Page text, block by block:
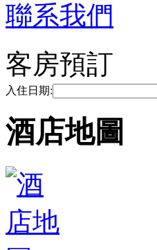
聯系我們
客房預訂
入住日期:
酒店地圖